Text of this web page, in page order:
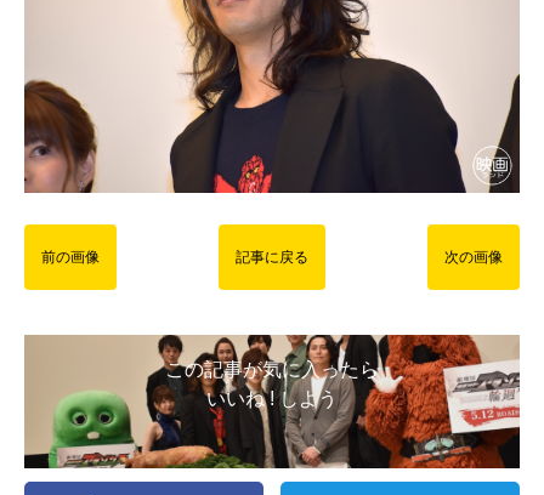
前の画像 記事に戻る 次の画像
この記事が気に入ったら
いいね ! しよう